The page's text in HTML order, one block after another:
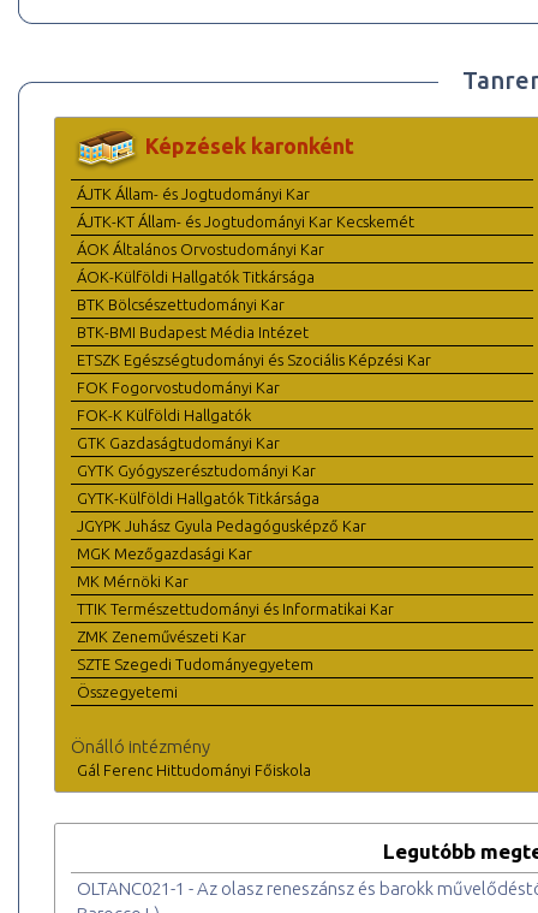
Képzések karonként
ÁJTK Állam- és Jogtudományi Kar
ÁJTK-KT Állam- és Jogtudományi Kar Kecskemét
ÁOK Általános Orvostudományi Kar
ÁOK-Külföldi Hallgatók Titkársága
BTK Bölcsészettudományi Kar
BTK-BMI Budapest Média Intézet
ETSZK Egészségtudományi és Szociális Képzési Kar
FOK Fogorvostudományi Kar
FOK-K Külföldi Hallgatók
GTK Gazdaságtudományi Kar
GYTK Gyógyszerésztudományi Kar
GYTK-Külföldi Hallgatók Titkársága
JGYPK Juhász Gyula Pedagógusképző Kar
MGK Mezőgazdasági Kar
MK Mérnöki Kar
TTIK Természettudományi és Informatikai Kar
ZMK Zeneművészeti Kar
SZTE Szegedi Tudományegyetem
Összegyetemi
Önálló intézmény
Gál Ferenc Hittudományi Főiskola
Legutóbb
OLTANC021-1 - Az olasz reneszánsz és barokk